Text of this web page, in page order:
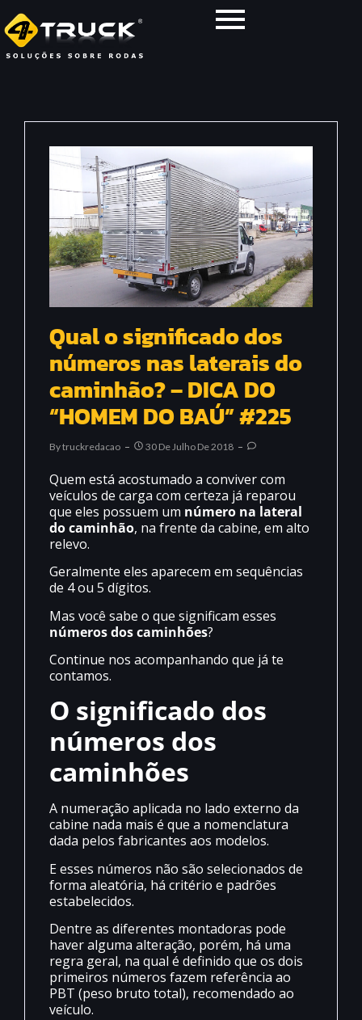
Qual o significado dos
números nas laterais do
caminhão? – DICA DO
“HOMEM DO BAÚ” #225
ByTruckredacao 30 De Julho De 2018
Quem está acostumado a conviver com
veículos de carga com certeza já reparou
que eles possuem um número na lateral
do caminhão, na frente da cabine, em alto
relevo.
Geralmente eles aparecem em sequências
de 4 ou 5 dígitos.
Mas você sabe o que significam esses
números dos caminhões?
Continue nos acompanhando que já te
contamos.
O significado dos
números dos
caminhões
A numeração aplicada no lado externo da
cabine nada mais é que a nomenclatura
dada pelos fabricantes aos modelos.
E esses números não são selecionados de
forma aleatória, há critério e padrões
estabelecidos.
Dentre as diferentes montadoras pode
haver alguma alteração, porém, há uma
regra geral, na qual é definido que os dois
primeiros números fazem referência ao
PBT (peso bruto total), recomendado ao
veículo.